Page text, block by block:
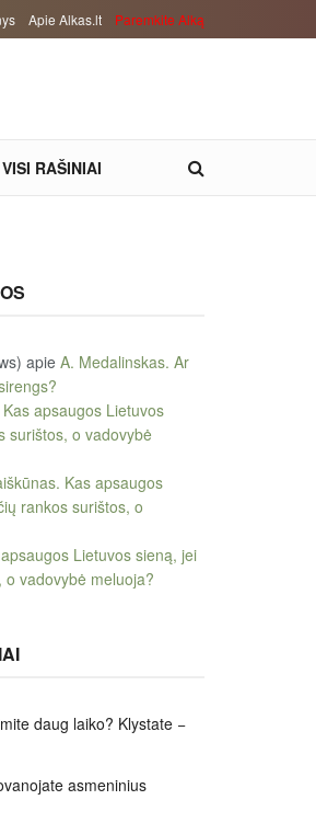
Apie Alkas.lt Paremkite Alką
VISI RAŠINIAI
apie A. Medalinskas. Ar
apsaugos Lietuvos
surištos, o vadovybė
Kas apsaugos
rankos surištos, o
Lietuvos sieną, jei
vadovybė meluoja?
daug laiko? Klystate −
asmeninius